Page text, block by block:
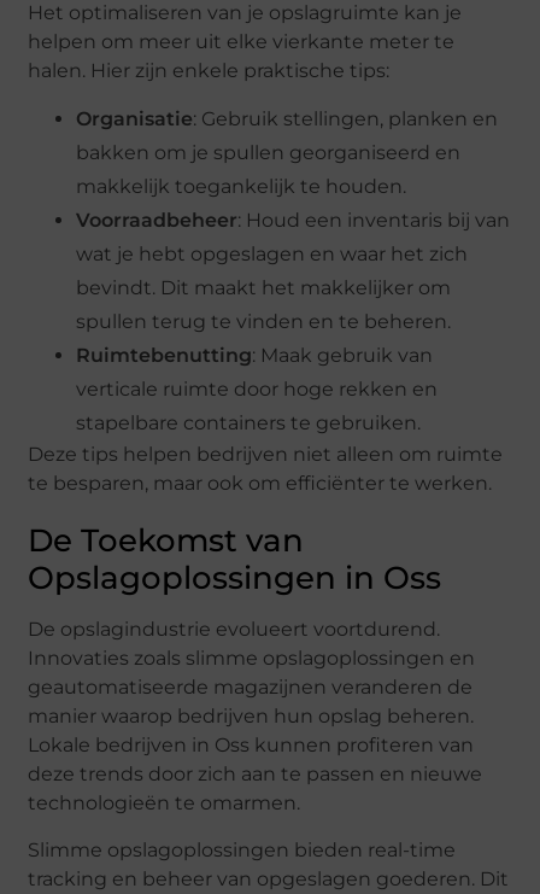
Het optimaliseren van je opslagruimte kan je
helpen om meer uit elke vierkante meter te
halen. Hier zijn enkele praktische tips:
Organisatie: Gebruik stellingen, planken en
bakken om je spullen georganiseerd en
makkelijk toegankelijk te houden.
Voorraadbeheer: Houd een inventaris bij van
wat je hebt opgeslagen en waar het zich
bevindt. Dit maakt het makkelijker om
spullen terug te vinden en te beheren.
Ruimtebenutting: Maak gebruik van
verticale ruimte door hoge rekken en
stapelbare containers te gebruiken.
Deze tips helpen bedrijven niet alleen om ruimte
te besparen, maar ook om efficiënter te werken.
De Toekomst van
Opslagoplossingen in Oss
De opslagindustrie evolueert voortdurend.
Innovaties zoals slimme opslagoplossingen en
geautomatiseerde magazijnen veranderen de
manier waarop bedrijven hun opslag beheren.
Lokale bedrijven in Oss kunnen profiteren van
deze trends door zich aan te passen en nieuwe
technologieën te omarmen.
Slimme opslagoplossingen bieden real-time
tracking en beheer van opgeslagen goederen. Dit